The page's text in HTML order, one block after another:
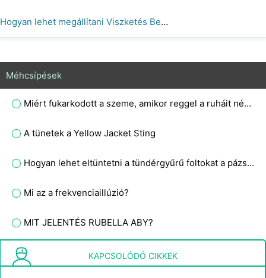
Hogyan lehet megállítani Viszketés Bee Bites
Méhcsípések
Miért fukarkodott a szeme, amikor reggel a ruháit nézte?
A tünetek a Yellow Jacket Sting
Hogyan lehet eltüntetni a tündérgyűrű foltokat a pázsiton?
Mi az a frekvenciaillúzió?
MIT JELENTÉS RUBELLA ABY?
Az ellentétek vonzzák?KAPCSOLÓDÓ CIKKEK